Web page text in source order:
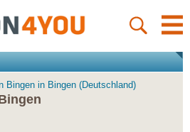
Bingen in Bingen (Deutschland)